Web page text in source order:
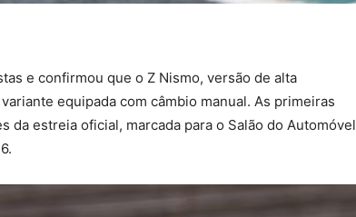
e confirmou que o Z Nismo, versão de alta
equipada com câmbio manual. As primeiras
da estreia oficial, marcada para o Salão do Automóvel